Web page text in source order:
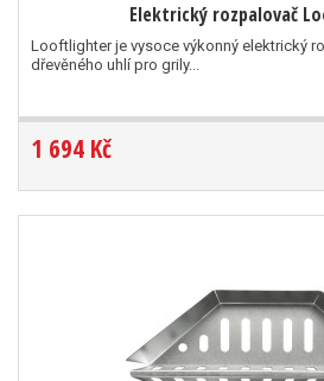
Elektrický rozpalovač
Looftlighter je vysoce výkonný elektrický
dřevěného uhlí pro grily...
1 694 Kč